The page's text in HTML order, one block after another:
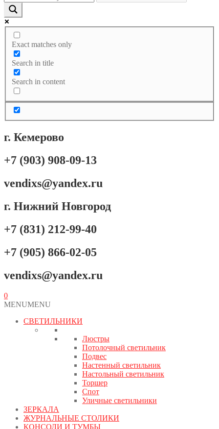
Exact matches only
Search in title
Search in content
г. Кемерово
+7 (903) 908-09-13
vendixs@yandex.ru
г. Нижний Новгород
+7 (831) 212-99-40
+7 (905) 866-02-05
vendixs@yandex.ru
0
MENUMENU
СВЕТИЛЬНИКИ
Люстры
Потолочный светильник
Подвес
Настенный светильник
Настольный светильник
Торшер
Спот
Уличные светильники
ЗЕРКАЛА
ЖУРНАЛЬНЫЕ СТОЛИКИ
КОНСОЛИ И ТУМБЫ